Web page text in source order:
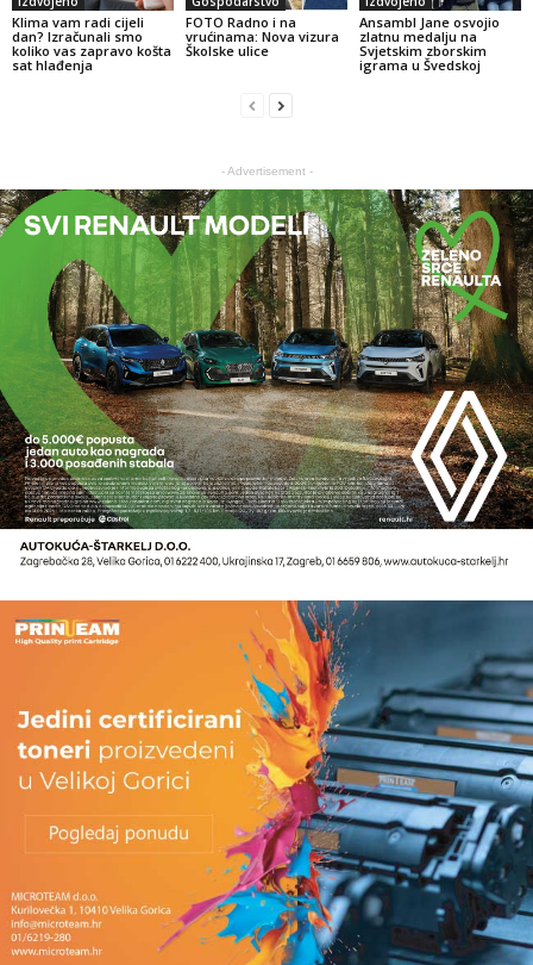
Klima vam radi cijeli
dan? Izračunali smo
koliko vas zapravo košta
sat hlađenja
FOTO Radno i na
vrućinama: Nova vizura
Školske ulice
Ansambl Jane osvojio
zlatnu medalju na
Svjetskim zborskim
igrama u Švedskoj
- Advertisement -